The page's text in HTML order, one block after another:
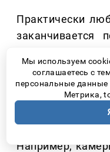
Практически
заканчивается
центры –
переживать из-
Современные
Например,
Мы используем
соглашаетесь с
персональные данные
Метрика,